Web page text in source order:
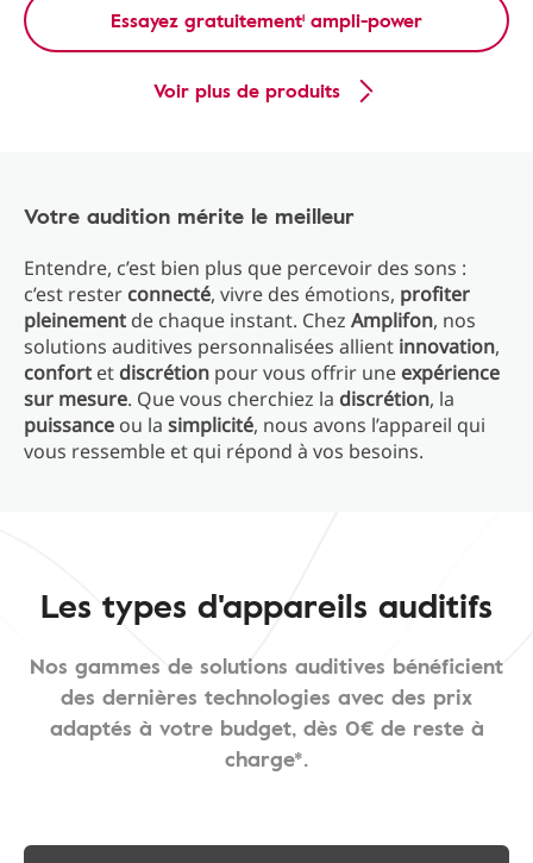
Essayez gratuitement¹ ampli-power
Voir plus de produits
Votre audition mérite le meilleur
Entendre, c’est bien plus que percevoir des sons :
c’est rester connecté, vivre des émotions, profiter
pleinement de chaque instant. Chez Amplifon, nos
solutions auditives personnalisées allient innovation,
confort et discrétion pour vous offrir une expérience
sur mesure. Que vous cherchiez la discrétion, la
puissance ou la simplicité, nous avons l’appareil qui
vous ressemble et qui répond à vos besoins.
Les types d'appareils auditifs
Nos gammes de solutions auditives bénéficient
des dernières technologies avec des prix
adaptés à votre budget, dès 0€ de reste à
charge*.